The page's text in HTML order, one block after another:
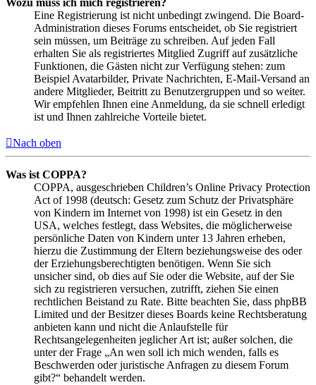
Wozu muss ich mich registrieren?
Eine Registrierung ist nicht unbedingt zwingend. Die Board-
Administration dieses Forums entscheidet, ob Sie registriert
sein müssen, um Beiträge zu schreiben. Auf jeden Fall
erhalten Sie als registriertes Mitglied Zugriff auf zusätzliche
Funktionen, die Gästen nicht zur Verfügung stehen: zum
Beispiel Avatarbilder, Private Nachrichten, E-Mail-Versand an
andere Mitglieder, Beitritt zu Benutzergruppen und so weiter.
Wir empfehlen Ihnen eine Anmeldung, da sie schnell erledigt
ist und Ihnen zahlreiche Vorteile bietet.
Nach oben
Was ist COPPA?
COPPA, ausgeschrieben Children’s Online Privacy Protection
Act of 1998 (deutsch: Gesetz zum Schutz der Privatsphäre
von Kindern im Internet von 1998) ist ein Gesetz in den
USA, welches festlegt, dass Websites, die möglicherweise
persönliche Daten von Kindern unter 13 Jahren erheben,
hierzu die Zustimmung der Eltern beziehungsweise des oder
der Erziehungsberechtigten benötigen. Wenn Sie sich
unsicher sind, ob dies auf Sie oder die Website, auf der Sie
sich zu registrieren versuchen, zutrifft, ziehen Sie einen
rechtlichen Beistand zu Rate. Bitte beachten Sie, dass phpBB
Limited und der Besitzer dieses Boards keine Rechtsberatung
anbieten kann und nicht die Anlaufstelle für
Rechtsangelegenheiten jeglicher Art ist; außer solchen, die
unter der Frage „An wen soll ich mich wenden, falls es
Beschwerden oder juristische Anfragen zu diesem Forum
gibt?“ behandelt werden.